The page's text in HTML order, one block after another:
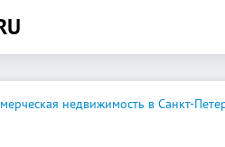
недвижимость в Санкт-